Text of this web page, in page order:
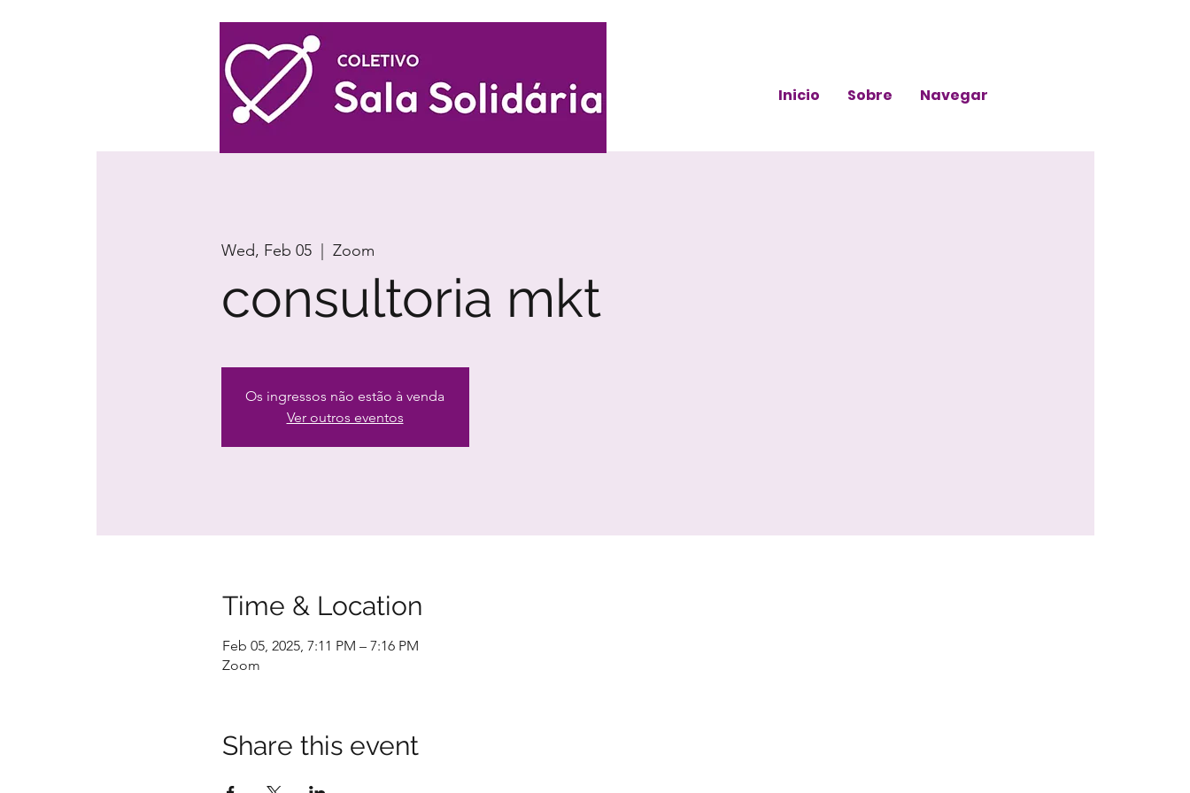
Log In
Inicio Sobre Navegar
Wed, Feb 05
  |
Zoom
consultoria mkt
Os ingressos não estão à venda
Ver outros eventos
Time & Location
Feb 05, 2025, 7:11 PM – 7:16 PM
Zoom
Share this event